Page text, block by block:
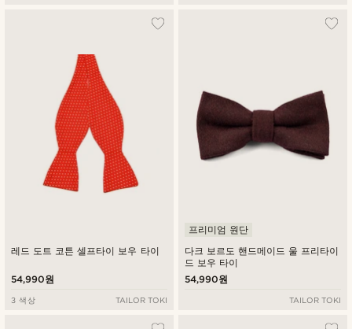
레드 도트 코튼 셀프타이 보우 타이
54,990원
3 색상 TAILOR TOKI
다크 보르도 핸드메이드 울 프리타이
드 보우 타이
프리미엄 원단
54,990원
TAILOR TOKI